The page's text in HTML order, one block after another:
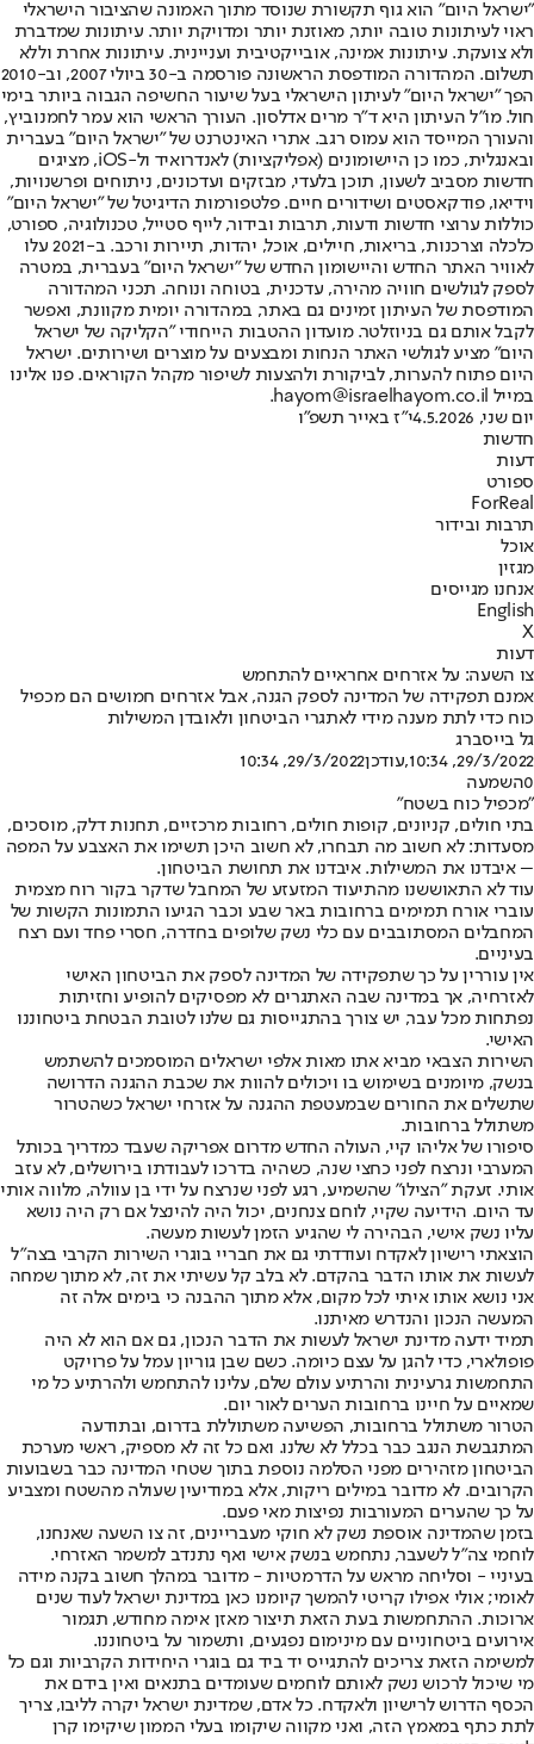
"ישראל היום" הוא גוף תקשורת שנוסד מתוך האמונה שהציבור הישראלי
ראוי לעיתונות טובה יותר, מאוזנת יותר ומדויקת יותר. עיתונות שמדברת
ולא צועקת. עיתונות אמינה, אובייקטיבית ועניינית. עיתונות אחרת וללא
תשלום. המהדורה המודפסת הראשונה פורסמה ב-30 ביולי 2007, וב-2010
הפך "ישראל היום" לעיתון הישראלי בעל שיעור החשיפה הגבוה ביותר בימי
חול. מו"ל העיתון היא ד"ר מרים אדלסון. העורך הראשי הוא עמר לחמנוביץ,
והעורך המייסד הוא עמוס רגב. אתרי האינטרנט של "ישראל היום" בעברית
ובאנגלית, כמו כן היישומונים (אפליקציות) לאנדרואיד ול-iOS, מציגים
חדשות מסביב לשעון, תוכן בלעדי, מבזקים ועדכונים, ניתוחים ופרשנויות,
וידיאו, פודקאסטים ושידורים חיים. פלטפורמות הדיגיטל של "ישראל היום"
כוללות ערוצי חדשות ודעות, תרבות ובידור, לייף סטייל, טכנולוגיה, ספורט,
כלכלה וצרכנות, בריאות, חיילים, אוכל, יהדות, תיירות ורכב. ב-2021 עלו
לאוויר האתר החדש והיישומון החדש של "ישראל היום" בעברית, במטרה
לספק לגולשים חוויה מהירה, עדכנית, בטוחה ונוחה. תכני המהדורה
המודפסת של העיתון זמינים גם באתר, במהדורה יומית מקוונת, ואפשר
לקבל אותם גם בניוזלטר. מועדון ההטבות הייחודי "הקליקה של ישראל
היום" מציע לגולשי האתר הנחות ומבצעים על מוצרים ושירותים. ישראל
היום פתוח להערות, לביקורת ולהצעות לשיפור מקהל הקוראים. פנו אלינו
במייל hayom@israelhayom.co.il.
יום שני, 4.5.2026
י"ז באייר תשפ"ו
חדשות
דעות
ספורט
ForReal
תרבות ובידור
אוכל
מגזין
אנחנו מגייסים
English
X
דעות
צו השעה: על אזרחים אחראיים להתחמש
אמנם תפקידה של המדינה לספק הגנה, אבל אזרחים חמושים הם מכפיל
כוח כדי לתת מענה מידי לאתגרי הביטחון ולאובדן המשילות
גל בייסברג
29/3/2022, 10:34
,עודכן29/3/2022, 10:34
0השמעה
"מכפיל כוח בשטח"
בתי חולים, קניונים, קופות חולים, רחובות מרכזיים, תחנות דלק, מוסכים,
מסעדות: לא חשוב מה תבחרו, לא חשוב היכן תשימו את האצבע על המפה
– איבדנו את המשילות. איבדנו את תחושת הביטחון.
עוד לא התאוששנו מהתיעוד המזעזע של המחבל שדקר בקור רוח מצמית
עוברי אורח תמימים ברחובות באר שבע וכבר הגיעו התמונות הקשות של
המחבלים המסתובבים עם כלי נשק שלופים בחדרה, חסרי פחד ועם רצח
בעיניים.
אין עוררין על כך שתפקידה של המדינה לספק את הביטחון האישי
לאזרחיה, אך במדינה שבה האתגרים לא מפסיקים להופיע וחזיתות
נפתחות מכל עבר, יש צורך בהתגייסות גם שלנו לטובת הבטחת ביטחוננו
האישי.
השירות הצבאי מביא אתו מאות אלפי ישראלים המוסמכים להשתמש
בנשק, מיומנים בשימוש בו ויכולים להוות את שכבת ההגנה הדרושה
שתשלים את החורים שבמעטפת ההגנה על אזרחי ישראל כשהטרור
משתולל ברחובות.
סיפורו של אליהו קיי, העולה החדש מדרום אפריקה שעבד כמדריך בכותל
המערבי ונרצח לפני כחצי שנה, כשהיה בדרכו לעבודתו בירושלים, לא עזב
אותי. זעקת "הצילו" שהשמיע, רגע לפני שנרצח על ידי בן עוולה, מלווה אותי
עד היום. הידיעה שקיי, לוחם צנחנים, יכול היה להינצל אם רק היה נושא
עליו נשק אישי, הבהירה לי שהגיע הזמן לעשות מעשה.
הוצאתי רישיון לאקדח ועודדתי גם את חבריי בוגרי השירות הקרבי בצה"ל
לעשות את אותו הדבר בהקדם. לא בלב קל עשיתי את זה, לא מתוך שמחה
אני נושא אותו איתי לכל מקום, אלא מתוך ההבנה כי בימים אלה זה
המעשה הנכון והנדרש מאיתנו.
תמיד ידעה מדינת ישראל לעשות את הדבר הנכון, גם אם הוא לא היה
פופולארי, כדי להגן על עצם כיומה. כשם שבן גוריון עמל על פרויקט
התחמשות גרעינית והרתיע עולם שלם, עלינו להתחמש ולהרתיע כל מי
שמאיים על חיינו ברחובות הערים לאור יום.
הטרור משתולל ברחובות, הפשיעה משתוללת בדרום, ובתודעה
המתגבשת הנגב כבר בכלל לא שלנו. ואם כל זה לא מספיק, ראשי מערכת
הביטחון מזהירים מפני הסלמה נוספת בתוך שטחי המדינה כבר בשבועות
הקרובים. לא מדובר במילים ריקות, אלא במודיעין שעולה מהשטח ומצביע
על כך שהערים המעורבות נפיצות מאי פעם.
בזמן שהמדינה אוספת נשק לא חוקי מעבריינים, זה צו השעה שאנחנו,
לוחמי צה"ל לשעבר, נתחמש בנשק אישי ואף נתנדב למשמר האזרחי.
בעיניי - וסליחה מראש על הדרמטיות - מדובר במהלך חשוב בקנה מידה
לאומי; אולי אפילו קריטי להמשך קיומנו כאן במדינת ישראל לעוד שנים
ארוכות. ההתחמשות בעת הזאת תיצור מאזן אימה מחודש, תגמור
אירועים ביטחוניים עם מינימום נפגעים, ותשמור על ביטחוננו.
למשימה הזאת צריכים להתגייס יד ביד גם בוגרי היחידות הקרביות וגם כל
מי שיכול לרכוש נשק לאותם לוחמים שעומדים בתנאים ואין בידם את
הכסף הדרוש לרישיון ולאקדח. כל אדם, שמדינת ישראל יקרה לליבו, צריך
לתת כתף במאמץ הזה, ואני מקווה שיקומו בעלי הממון שיקימו קרן